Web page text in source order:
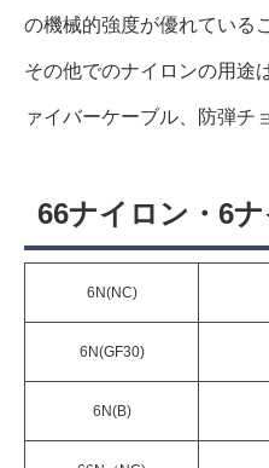
の機械的強度が優れている
その他でのナイロンの用途
ァイバーケーブル、防弾チ
66ナイロン・6
6N(NC)
6N(GF30)
6N(B)